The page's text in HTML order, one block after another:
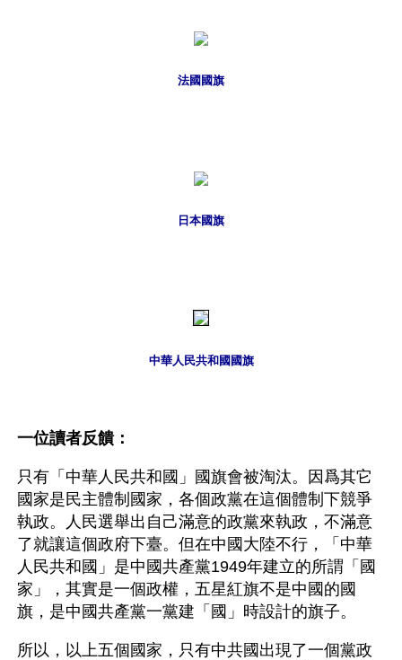
法國國旗
日本國旗
中華人民共和國國旗
一位讀者反饋：
只有「中華人民共和國」國旗會被淘汰。因爲其它
國家是民主體制國家，各個政黨在這個體制下競爭
執政。人民選舉出自己滿意的政黨來執政，不滿意
了就讓這個政府下臺。但在中國大陸不行，「中華
人民共和國」是中國共產黨1949年建立的所謂「國
家」，其實是一個政權，五星紅旗不是中國的國
旗，是中國共產黨一黨建「國」時設計的旗子。
所以，以上五個國家，只有中共國出現了一個黨政